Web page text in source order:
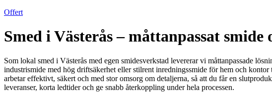
Offert
Smed i Västerås – måttanpassat smide
Som lokal smed i Västerås med egen smidesverkstad levererar vi måttanpassade
industrismide med hög driftsäkerhet eller stilrent inredningssmide för hem och
arbetar effektivt, säkert och med stor omsorg om detaljerna, så att du får en
leveranser, korta ledtider och ge snabb återkoppling under hela processen.